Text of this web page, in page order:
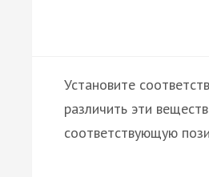
Установите
различить эти
соответствующую